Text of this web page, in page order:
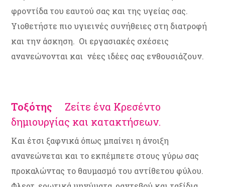
φροντίδα του εαυτού σας και της υγείας σας.
Υιοθετήστε πιο υγιεινές συνήθειες στη διατροφή
και την άσκηση. Οι εργασιακές σχέσεις
ανανεώνονται και νέες ιδέες σας ενθουσιάζουν.
Τοξότης Ζείτε ένα Κρεσέντο
δημιουργίας και κατακτήσεων.
Και έτσι ξαφνικά όπως μπαίνει η άνοιξη
ανανεώνεται και το εκπέμπετε στους γύρω σας
προκαλώντας το θαυμασμό του αντίθετου φύλου.